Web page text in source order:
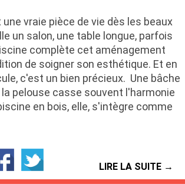
une vraie pièce de vie dès les beaux
un salon, une table longue, parfois
complète cet aménagement
de soigner son esthétique. Et en
c'est un bien précieux. Une bâche
pelouse casse souvent l'harmonie
en bois, elle, s'intègre comme
LIRE LA SUITE →